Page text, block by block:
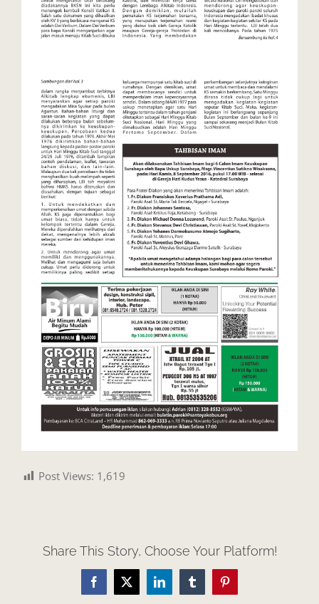
Post Views: 1,619
Share This Story, Choose Your Platform!
Facebook
X LinkedInTumblrPinterest